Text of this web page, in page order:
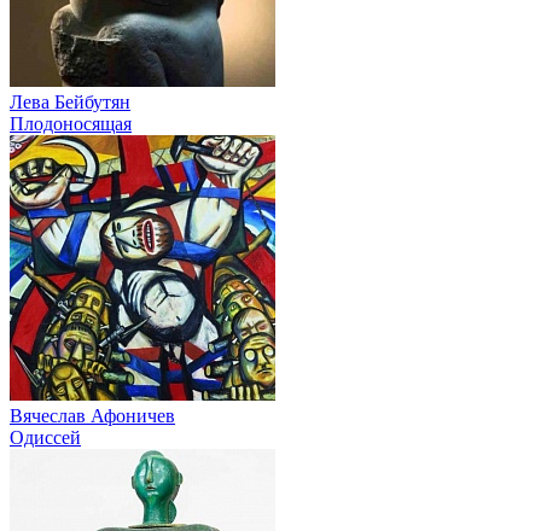
Лева Бейбутян
Плодоносящая
Вячеслав Афоничев
Одиссей